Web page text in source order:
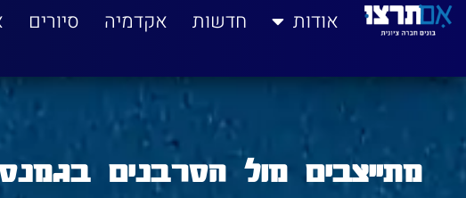
לתוכן אודות חדשות אקדמיה סיורים
מתייצבים מול הסרבנים בגמנסיה